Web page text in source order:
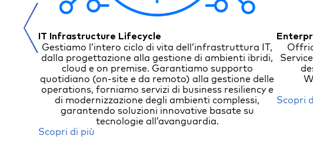
IT Infrastructure Lifecycle
Gestiamo l’intero ciclo di vita dell’infrastruttura IT,
dalla progettazione alla gestione di ambienti ibridi,
cloud e on premise. Garantiamo supporto
quotidiano (on-site e da remoto) alla gestione delle
operations, forniamo servizi di business resiliency e
di modernizzazione degli ambienti complessi,
garantendo soluzioni innovative basate su
tecnologie all’avanguardia.
Scopri di più
Scopri